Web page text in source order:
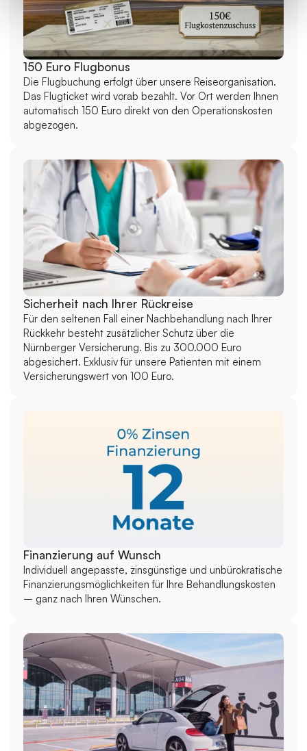
150 Euro Flugbonus
Die Flugbuchung erfolgt über unsere Reiseorganisation.
Das Flugticket wird vorab bezahlt. Vor Ort werden Ihnen
automatisch 150 Euro direkt von den Operationskosten
abgezogen.
Sicherheit nach Ihrer Rückreise
Für den seltenen Fall einer Nachbehandlung nach Ihrer
Rückkehr besteht zusätzlicher Schutz über die
Nürnberger Versicherung. Bis zu 300.000 Euro
abgesichert. Exklusiv für unsere Patienten mit einem
Versicherungswert von 100 Euro.
Finanzierung auf Wunsch
Individuell angepasste, zinsgünstige und unbürokratische
Finanzierungsmöglichkeiten für Ihre Behandlungskosten
– ganz nach Ihren Wünschen.